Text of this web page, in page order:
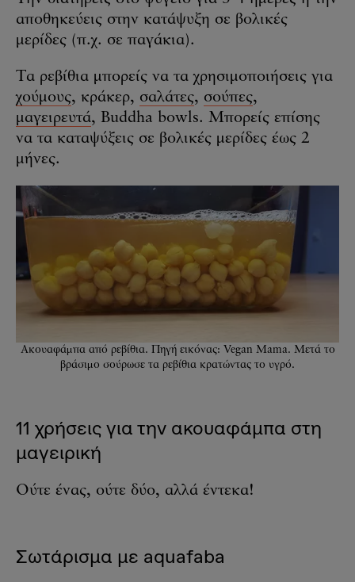
αποθηκεύεις στην κατάψυξη σε βολικές
μερίδες (π.χ. σε παγάκια).
Τα ρεβίθια μπορείς να τα χρησιμοποιήσεις για
χούμους, κράκερ, σαλάτες, σούπες,
μαγειρευτά, Buddha bowls. Μπορείς επίσης
να τα καταψύξεις σε βολικές μερίδες έως 2
μήνες.
Ακουαφάμπα από ρεβίθια. Πηγή εικόνας: Vegan Mama. Μετά το
βράσιμο σούρωσε τα ρεβίθια κρατώντας το υγρό.
11 χρήσεις για την ακουαφάμπα στη
μαγειρική
Ούτε ένας, ούτε δύο, αλλά έντεκα!
Σωτάρισμα με aquafaba